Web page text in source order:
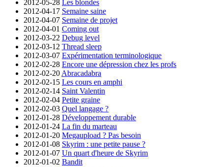
2012-05-28 Les blondes
2012-04-17 Semaine saine
2012-04-07 Semaine de projet
2012-04-01 Coming out
2012-03-22 Debug level
2012-03-12 Thread sleep
2012-03-07 Expérimentation terminologique
2012-02-28 Encore une dépression chez les profs
2012-02-20 Abracadabra
2012-02-15 Les cours en amphi
2012-02-14 Saint Valentin
2012-02-04 Petite graine
2012-02-03 Quel langage ?
2012-01-28 Développement durable
2012-01-24 La fin du marteau
2012-01-20 Megaupload ? Pas besoin
2012-01-08 Skyrim : une petite pause ?
2012-01-07 Un quart d'heure de Skyrim
2012-01-02 Bandit